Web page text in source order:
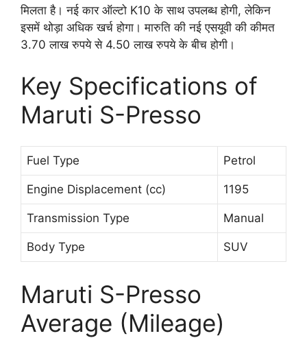
मिलता है। नई कार ऑल्टो K10 के साथ उपलब्ध होगी, लेकिन
इसमें थोड़ा अधिक खर्च होगा। मारुति की नई एसयूवी की कीमत
3.70 लाख रुपये से 4.50 लाख रुपये के बीच होगी।
Key Specifications of
Maruti S-Presso
Fuel Type Petrol
Engine Displacement (cc) 1195
Transmission Type Manual
Body Type SUV
Maruti S-Presso
Average (Mileage)